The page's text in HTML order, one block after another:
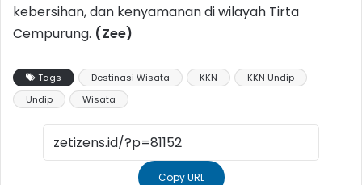
kebersihan, dan kenyamanan di wilayah Tirta
Cempurung. (Zee)
Tags Destinasi Wisata KKN
KKN Undip
Undip
Wisata
Copy URL